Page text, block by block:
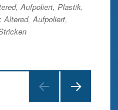
,Aufpoliert, Plastik,
Altered,Aufpoliert,